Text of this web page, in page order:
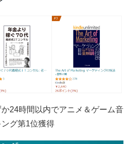
か24時間以内でアニメ＆ゲーム音
グ第1位獲得